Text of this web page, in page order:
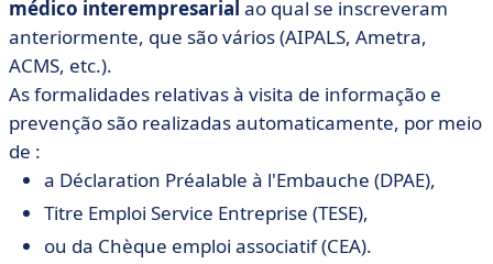
médico interempresarial ao qual se inscreveram
anteriormente, que são vários (AIPALS, Ametra,
ACMS, etc.).
As formalidades relativas à visita de informação e
prevenção são realizadas automaticamente, por meio
de :
a Déclaration Préalable à l'Embauche (DPAE),
Titre Emploi Service Entreprise (TESE),
ou da Chèque emploi associatif (CEA).